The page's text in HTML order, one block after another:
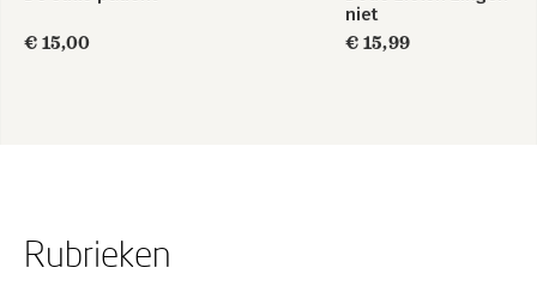
€ 15,00
niet
€ 15,99
Rubrieken